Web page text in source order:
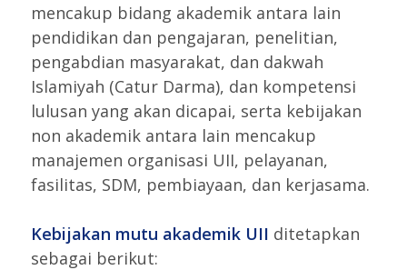
mencakup bidang akademik antara lain
pendidikan dan pengajaran, penelitian,
pengabdian masyarakat, dan dakwah
Islamiyah (Catur Darma), dan kompetensi
lulusan yang akan dicapai, serta kebijakan
non akademik antara lain mencakup
manajemen organisasi UII, pelayanan,
fasilitas, SDM, pembiayaan, dan kerjasama.
Kebijakan mutu akademik UII ditetapkan
sebagai berikut: